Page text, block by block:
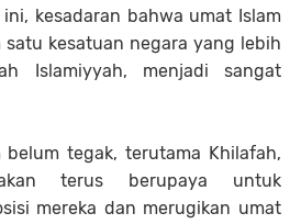
kesadaran bahwa umat Islam
kesatuan negara yang lebih
Islamiyyah, menjadi sangat
belum tegak, terutama Khilafah,
terus berupaya untuk
mereka dan merugikan umat